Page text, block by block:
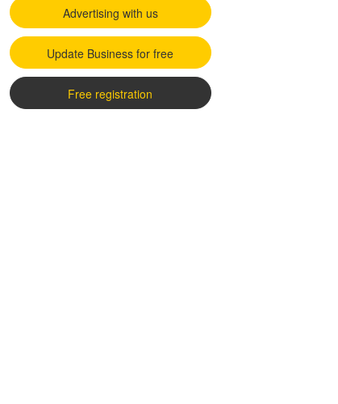
Advertising with us
Update Business for free
Free registration